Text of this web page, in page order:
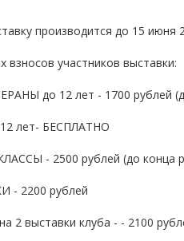
производится до 15 июня
взносов участников выставки:
до 12 лет - 1700 рублей
лет- БЕСПЛАТНО
- 2500 рублей (до конца
- 2200 рублей
2 выставки клуба - - 2100